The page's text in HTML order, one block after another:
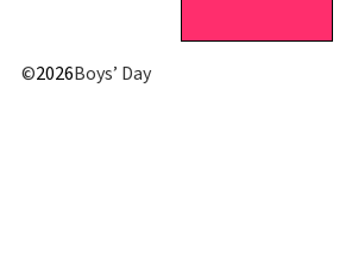
©2026Boys’ Day